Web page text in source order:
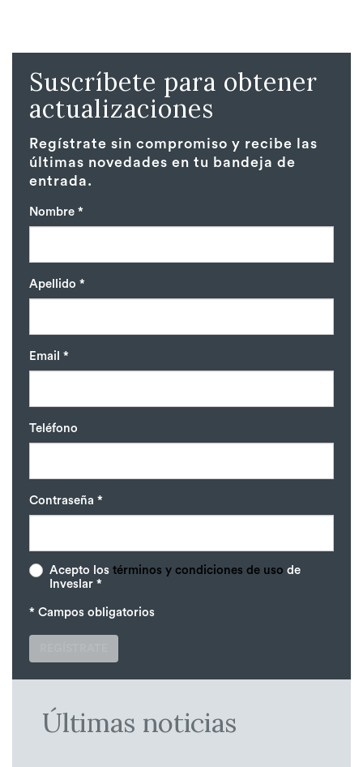
Suscríbete para obtener
actualizaciones
Regístrate sin compromiso y recibe las
últimas novedades en tu bandeja de
entrada.
Nombre *
Apellido *
Email *
Teléfono
Contraseña *
Acepto los términos y condiciones de uso de
Inveslar *
* Campos obligatorios
Últimas noticias